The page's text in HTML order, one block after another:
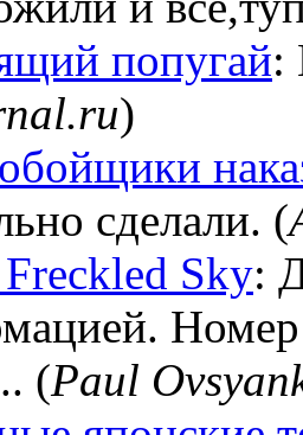
попугай:
)
сделали. (
Sky:
(Paul